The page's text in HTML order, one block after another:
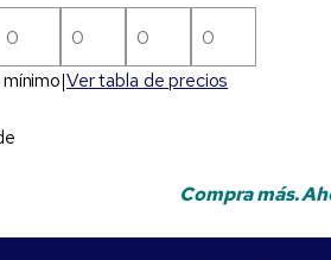
Ver tabla de precios
Compra más.